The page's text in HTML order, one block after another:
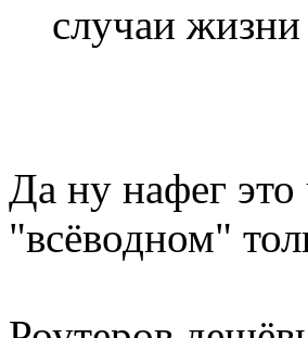
случаи жизни
Да ну нафег это
"всёводном"